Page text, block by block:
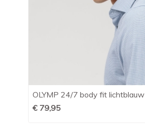
OLYMP 24/7 body fit lichtblauw
€ 79,95